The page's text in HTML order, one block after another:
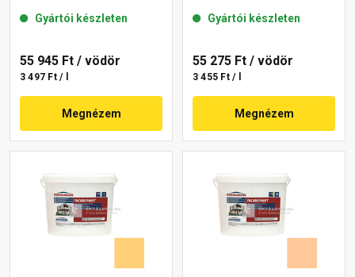
Gyártói készleten
55 945 Ft / vödör
3 497 Ft / l
Megnézem
Gyártói készleten
55 275 Ft / vödör
3 455 Ft / l
Megnézem